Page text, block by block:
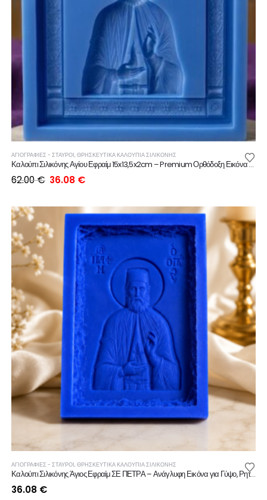
ΑΓΙΟΓΡΑΦΙΕΣ - ΣΤΑΥΡΟΙ,ΘΡΗΣΚΕΥΤΙΚΆ ΚΑΛΟΎΠΙΑ ΣΙΛΙΚΌΝΗΣ
Καλούπι Σιλικόνης Αγίου Εφραίμ 15x13,5x2cm – Premium Ορθόδοξη Εικόνα για Γύψο, Ρητίνη & Κερί
62.00€ Original
62.00 €.
36.08 €Η
είναι:
36.08 €.
ΑΓΙΟΓΡΑΦΙΕΣ - ΣΤΑΥΡΟΙ,ΘΡΗΣΚΕΥΤΙΚΆ ΚΑΛΟΎΠΙΑ ΣΙΛΙΚΌΝΗΣ
Καλούπι Σιλικόνης Άγιος Εφραίμ ΣΕ ΠΕΤΡΑ – Ανάγλυφη Εικόνα για Γύψο, Ρητίνη, Κερί & Σαπούνι
36.08 €